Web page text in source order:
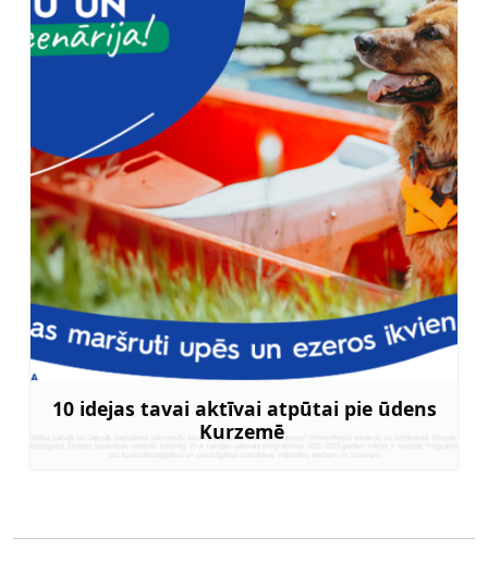
10 idejas tavai aktīvai atpūtai pie ūdens
Kurzemē